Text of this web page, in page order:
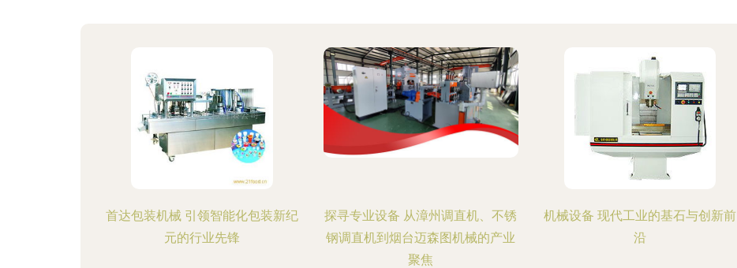
首达包装机械 引领智能化包装新纪
元的行业先锋
探寻专业设备 从漳州调直机、不锈
钢调直机到烟台迈森图机械的产业
聚焦
机械设备 现代工业的基石与创新前
沿